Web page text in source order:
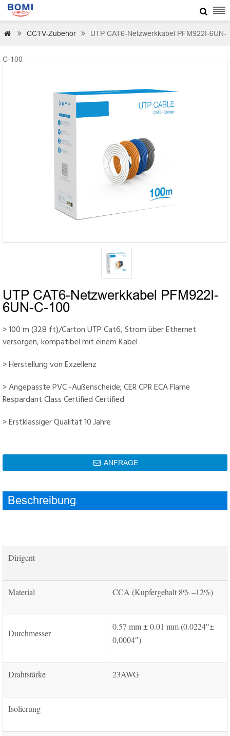

  CCTV-Zubehör  UTP CAT6-Netzwerkkabel PFM922I-6UN-
C-100
UTP CAT6-Netzwerkkabel PFM922I-
6UN-C-100
> 100 m (328 ft)/Carton UTP Cat6, Strom über Ethernet
versorgen, kompatibel mit einem Kabel
> Herstellung von Exzellenz
> Angepasste PVC -Außenscheide; CER CPR ECA Flame
Respardant Class Certified Certified
> Erstklassiger Qualität 10 Jahre
 ANFRAGE
Beschreibung
Dirigent
Material CCA (Kupfergehalt 8% –12%)
Durchmesser
0.57 mm ± 0.01 mm (0.0224″±
0,0004″)
Drahtstärke 23AWG
Isolierung